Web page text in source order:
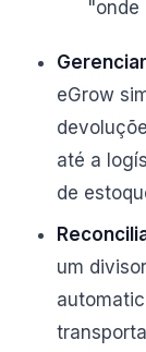
"onde
eGrow
até a
de
um